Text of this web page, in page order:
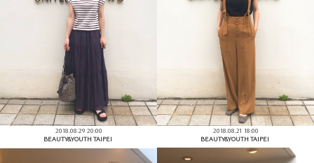
2018.08.29 20:00
BEAUTY&YOUTH TAIPEI
2018.08.21 18:00
BEAUTY&YOUTH TAIPEI